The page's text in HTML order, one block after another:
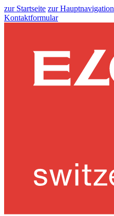
zur Startseite zur Hauptnavigation
Kontaktformular